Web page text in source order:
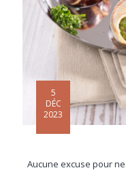
5
DÉC
2023
Aucune excuse pour